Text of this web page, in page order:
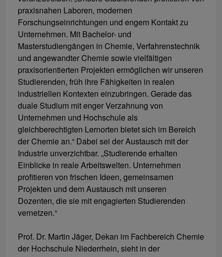
praxisnahen Laboren, modernen
Forschungseinrichtungen und engem Kontakt zu
Unternehmen. Mit Bachelor- und
Masterstudiengängen in Chemie, Verfahrenstechnik
und angewandter Chemie sowie vielfältigen
praxisorientierten Projekten ermöglichen wir unseren
Studierenden, früh ihre Fähigkeiten in realen
industriellen Kontexten einzubringen. Gerade das
duale Studium mit enger Verzahnung von
Unternehmen und Hochschule als
gleichberechtigten Lernorten bietet sich im Bereich
der Chemie an.“ Dabei sei der Austausch mit der
Industrie unverzichtbar. „Studierende erhalten
Einblicke in reale Arbeitswelten. Unternehmen
profitieren von frischen Ideen, gemeinsamen
Projekten und dem Austausch mit unseren
Dozenten, die sie mit engagierten Studierenden
vernetzen.“
Prof. Dr. Martin Jäger, Dekan im Fachbereich Chemie
der Hochschule Niederrhein, sieht in der